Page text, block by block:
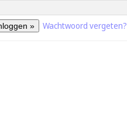
Wachtwoord vergeten?